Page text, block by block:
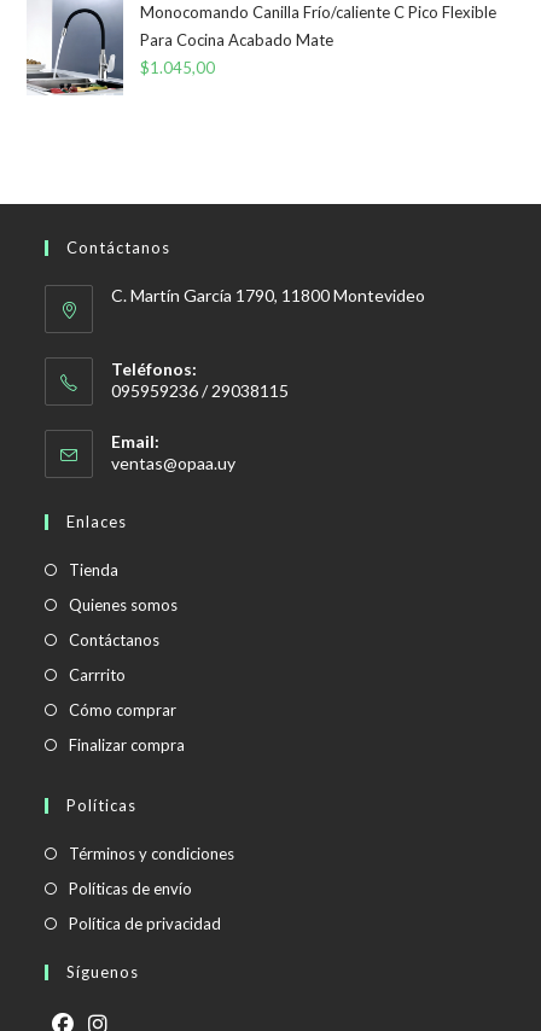
Monocomando Canilla Frío/caliente C Pico Flexible
Para Cocina Acabado Mate
$1.045,00
Contáctanos
C. Martín García 1790, 11800 Montevideo
Teléfonos:
095959236 / 29038115
Email:
ventas@opaa.uySe
Enlaces
Tienda
Quienes somos
Contáctanos
Carrrito
Cómo comprar
Finalizar compra
Políticas
Términos y condicionesSe
Políticas de envío
abre
Política de privacidad
Síguenos